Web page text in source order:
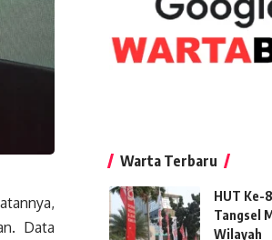
Data
Warta Terbaru
HUT Ke-
Tangsel
Wilayah